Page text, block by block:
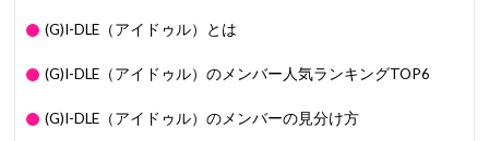
(G)I-DLE（アイドゥル）とは
(G)I-DLE（アイドゥル）のメンバー人気ランキングTOP6
(G)I-DLE（アイドゥル）のメンバーの見分け方